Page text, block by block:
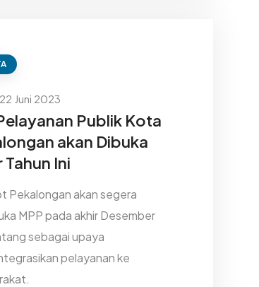
Juni 2023
Publik Kota
akan Dibuka
Tahun Ini
Pekalongan akan segera
MPP pada akhir Desember
sebagai upaya
pelayanan ke